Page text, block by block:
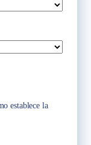
establece la